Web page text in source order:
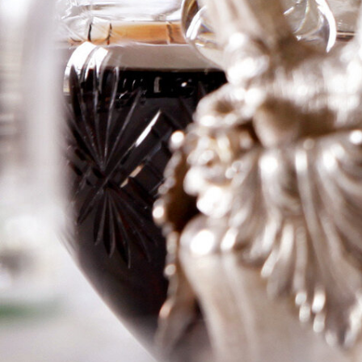
Pinot Noir
Logga in för att se priset
Art.nr: 20382-01
Information
Producent Robert Groffier
Årgång 2020
Land Frankrike
Område Bourgogne
Färg Rött
75cl